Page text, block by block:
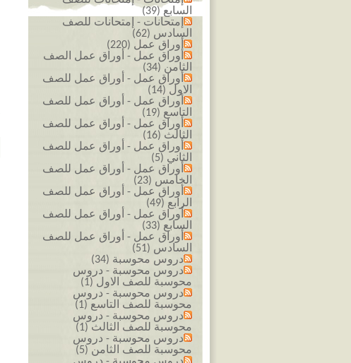
السابع (39)
إمتحانات - إمتحانات للصف
السادس (62)
أوراق عمل (220)
أوراق عمل - أوراق عمل الصف
الثامن (34)
أوراق عمل - أوراق عمل للصف
الاول (14)
أوراق عمل - أوراق عمل للصف
التاسع (19)
أوراق عمل - أوراق عمل للصف
الثالث (16)
أوراق عمل - أوراق عمل للصف
الثاني (5)
أوراق عمل - أوراق عمل للصف
الخامس (23)
أوراق عمل - أوراق عمل للصف
الرابع (49)
أوراق عمل - أوراق عمل للصف
السابع (33)
أوراق عمل - أوراق عمل للصف
السادس (51)
دروس محوسبة (34)
دروس محوسبة - دروس
محوسبة للصف الاول (1)
دروس محوسبة - دروس
محوسبة للصف التاسع (1)
دروس محوسبة - دروس
محوسبة للصف الثالث (1)
دروس محوسبة - دروس
محوسبة للصف الثامن (5)